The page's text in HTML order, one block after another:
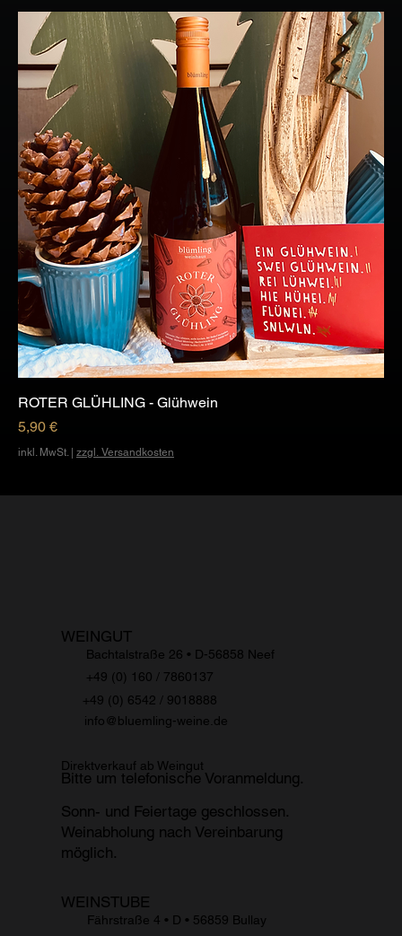
ROTER GLÜHLING - Glühwein
Preis
5,90 €
inkl. MwSt.| zzgl. Versandkosten
WEINGUT
Bachtalstraße 26 • D-56858 Neef
+49 (0) 160 / 7860137
+49 (0) 6542 / 9018888
info@bluemling-weine.de
Direktverkauf ab Weingut
Bitte um telefonische Voranmeldung.
Sonn- und Feiertage geschlossen.
Weinabholung nach Vereinbarung
möglich.
WEINSTUBE
Fährstraße 4 • D • 56859 Bullay